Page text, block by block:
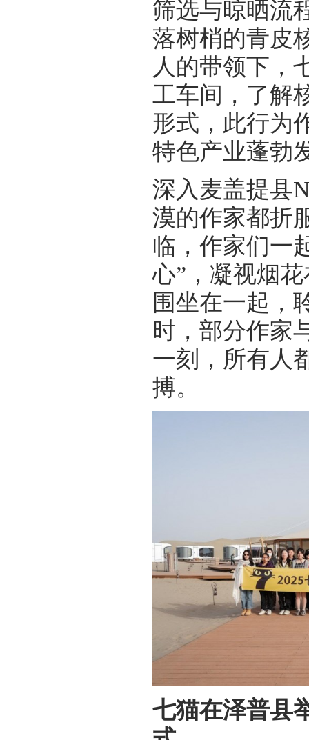
筛选与晾晒流
落树梢的青皮
人的带领下，
工车间，了解
形式，此行为
特色产业蓬勃
深入麦盖提县
漠的作家都折
临，作家们一
心”，凝视烟
围坐在一起，
时，部分作家
一刻，所有人
搏。
七猫在泽普县